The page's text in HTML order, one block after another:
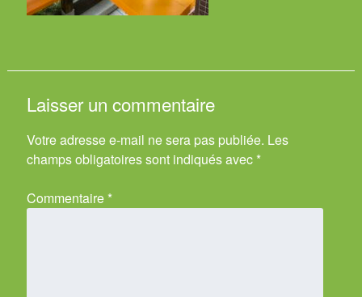
Laisser un commentaire
Votre adresse e-mail ne sera pas publiée. Les
champs obligatoires sont indiqués avec *
Commentaire *